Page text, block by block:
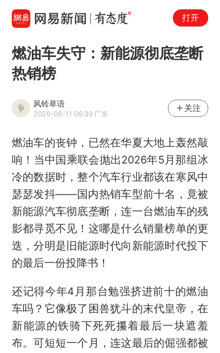
打开
燃油车失守：新能源彻底垄断
热销榜
风铃草语
2026-06-11 06:39·广东
关注
燃油车的丧钟，已然在华夏大地上轰然敲
响！当中国乘联会抛出2026年5月那组冰
冷的数据时，整个汽车行业都该在寒风中
瑟瑟发抖——国内热销车型前十名，竟被
新能源汽车彻底垄断，连一台燃油车的残
影都寻觅不见！这哪是什么销量榜单的更
迭，分明是旧能源时代向新能源时代投下
的最后一份投降书！
还记得今年4月那台勉强挤进前十的燃油
车吗？它像极了困兽犹斗的末代皇帝，在
新能源的铁骑下死死攥着最后一块遮羞
布。可短短一个月，连这最后的倔强都被